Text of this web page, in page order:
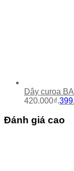
Dây curoa
420.000₫.
Đánh giá cao